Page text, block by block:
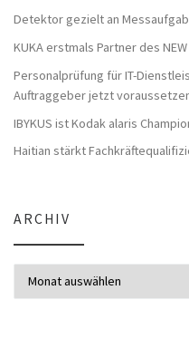
Detektor gezielt an
KUKA erstmals Partner des
Personalprüfung für IT-
Auftraggeber jetzt
IBYKUS ist Kodak alaris
Haitian stärkt
ARCHIV